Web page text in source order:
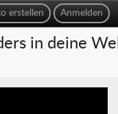
Anmelden
erstellen
in deine